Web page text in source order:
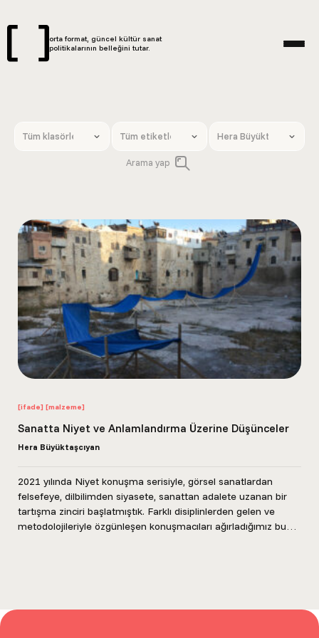
orta format, güncel kültür sanat
politikalarının belleğini tutar.
Arama yap
[ifade] [malzeme]
Sanatta Niyet ve Anlamlandırma Üzerine Düşünceler
Hera Büyüktaşcıyan
2021 yılında Niyet konuşma serisiyle, görsel sanatlardan
felsefeye, dilbilimden siyasete, sanattan adalete uzanan bir
tartışma zinciri başlatmıştık. Farklı disiplinlerden gelen ve
metodolojileriyle özgünleşen konuşmacıları ağırladığımız bu